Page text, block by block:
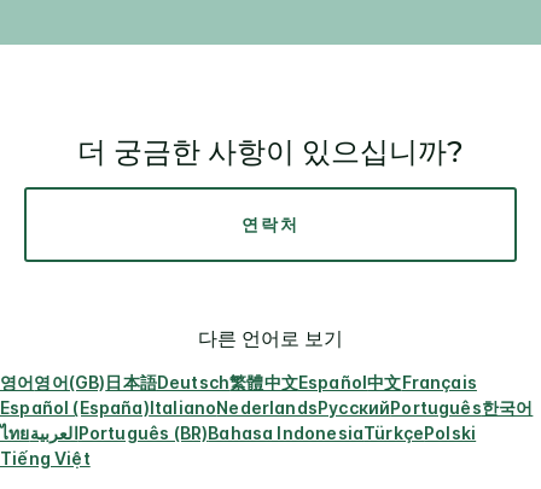
더 궁금한 사항이 있으십니까?
연락처
다른 언어로 보기
영어영어(GB)日本語Deutsch繁體中文Español中文Français
Español (España)ItalianoNederlandsРусскийPortuguês한국어
ไทยالعربيةPortuguês (BR)Bahasa IndonesiaTürkçePolski
Tiếng Việt